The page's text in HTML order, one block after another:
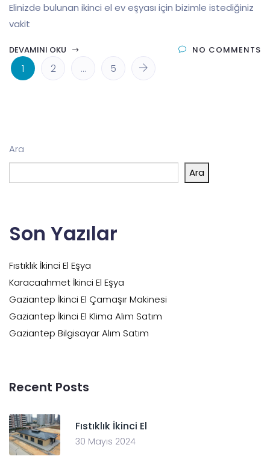
Elinizde bulunan ikinci el ev eşyası için bizimle istediğiniz
vakit
DEVAMINI OKU NO COMMENTS
1 2 … 5
Ara
Ara
Son Yazılar
Fıstıklık İkinci El Eşya
Karacaahmet İkinci El Eşya
Gaziantep İkinci El Çamaşır Makinesi
Gaziantep İkinci El Klima Alım Satım
Gaziantep Bilgisayar Alım Satım
Recent Posts
Fıstıklık İkinci El
30 Mayıs 2024